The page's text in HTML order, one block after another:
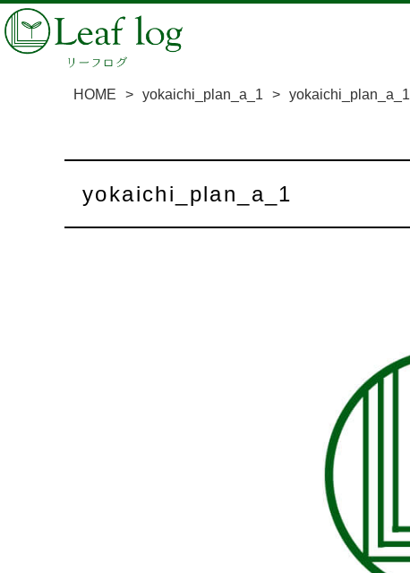
HOME > yokaichi_plan_a_1 > yokaichi_plan_a_1
yokaichi_plan_a_1